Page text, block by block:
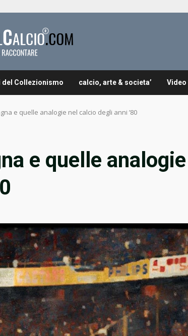
del Collezionismo calcio, arte & societa’ Video
e quelle analogie nel calcio degli anni ’80
e quelle